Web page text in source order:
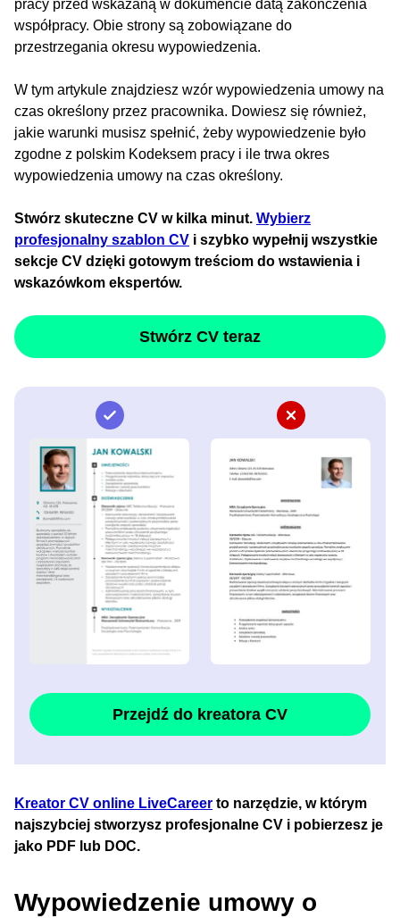
pracy przed wskazaną w dokumencie datą zakończenia
współpracy. Obie strony są zobowiązane do
przestrzegania okresu wypowiedzenia.
W tym artykule znajdziesz wzór wypowiedzenia umowy na
czas określony przez pracownika. Dowiesz się również,
jakie warunki musisz spełnić, żeby wypowiedzenie było
zgodne z polskim Kodeksem pracy i ile trwa okres
wypowiedzenia umowy na czas określony.
Stwórz skuteczne CV w kilka minut. Wybierz
profesjonalny szablon CV i szybko wypełnij wszystkie
sekcje CV dzięki gotowym treściom do wstawienia i
wskazówkom ekspertów.
Stwórz CV teraz
Przejdź do kreatora CV
Kreator CV online LiveCareer to narzędzie, w którym
najszybciej stworzysz profesjonalne CV i pobierzesz je
jako PDF lub DOC.
Wypowiedzenie umowy o